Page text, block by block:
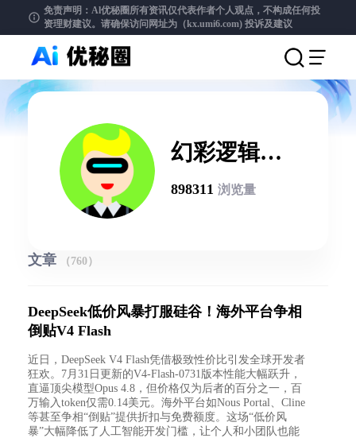
免责声明：Al优秘圈所有资讯仅代表作者个人观点，不构成任何投
资理财建议。请确保访问网址为（kx.umi6.com) 投诉及建议
幻彩逻辑
RainbowLogic
898311 浏览量
文章 （760）
DeepSeek低价风暴打服硅谷！海外平台争相
倒贴V4 Flash
近日，DeepSeek V4 Flash凭借极致性价比引发全球开发者
狂欢。7月31日更新的V4-Flash-0731版本性能大幅跃升，
直逼顶尖模型Opus 4.8，但价格仅为后者的百分之一，百
万输入token仅需0.14美元。海外平台如Nous Portal、Cline
等甚至争相“倒贴”提供折扣与免费额度。这场“低价风
暴”大幅降低了人工智能开发门槛，让个人和小团队也能